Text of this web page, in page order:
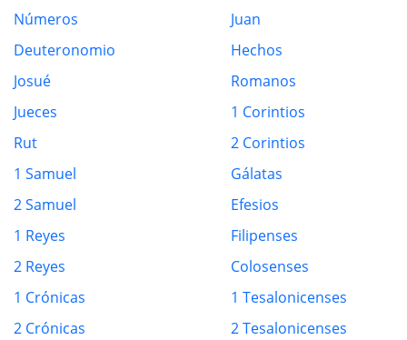
Números
Deuteronomio
Josué
Jueces
Rut
1 Samuel
2 Samuel
1 Reyes
2 Reyes
1 Crónicas
2 Crónicas
Juan
Hechos
Romanos
1 Corintios
2 Corintios
Gálatas
Efesios
Filipenses
Colosenses
1 Tesalonicenses
2 Tesalonicenses